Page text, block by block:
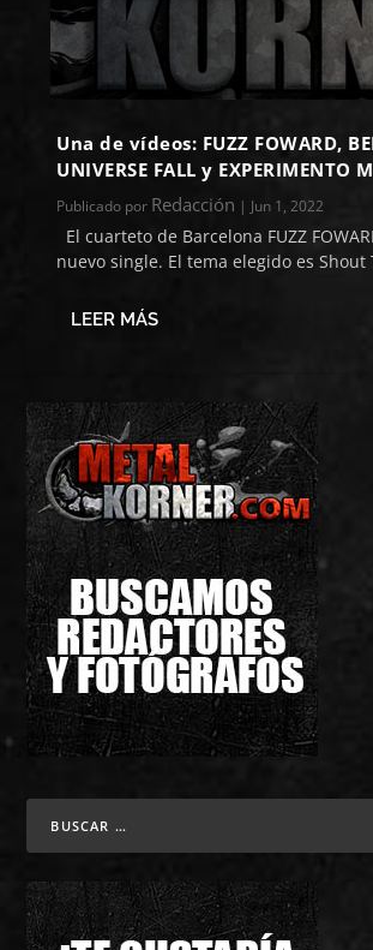
Una de vídeos: FUZZ FOWARD,
UNIVERSE FALL y EXPERIMENTO
Publicado por Redacción | Jun 1, 2022
El cuarteto de Barcelona FUZZ
nuevo single. El tema elegido es Shout
LEER MÁS